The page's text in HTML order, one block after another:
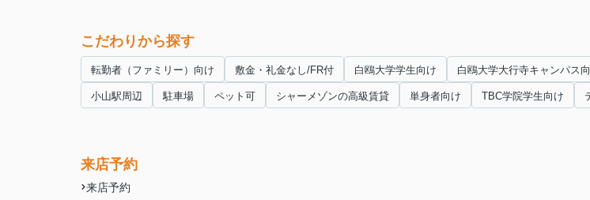
こだわりから探す
転勤者（ファミリー）向け 敷金・礼金なし/FR付 白鴎大学学生向け 白鴎大学大行寺キャンパス
小山駅周辺 駐車場 ペット可 シャーメゾンの高級賃貸 単身者向け TBC学院学生向け
来店予約
来店予約